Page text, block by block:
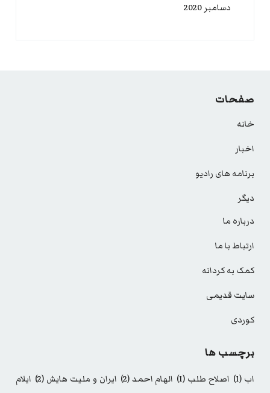
دسامبر 2020
صفحات
خانه
اخبار
برنامه های رادیو
دیگر
درباره ما
ارتباط با ما
کمک به کردانه
سایت قدیمی
کوردی
برچسب ها
اب (1) اصلاح طلب (1) الهام احمد(2) ایران و ملیت هایش (2)
ایلام